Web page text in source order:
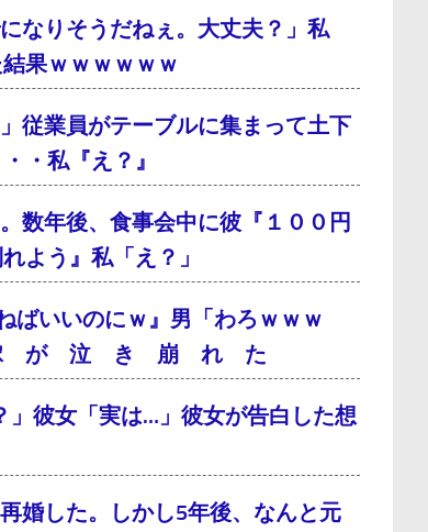
なりそうだねぇ。大丈夫？」私
果ｗｗｗｗｗｗ
従業員がテーブルに集まって土下
・私『え？』
数年後、食事会中に彼『１００円
よう』私「え？」
ばいいのにｗ』男「わろｗｗｗ
、嫁 が 泣 き 崩 れ た
彼女「実は…」彼女が告白した想
婚した。しかし5年後、なんと元